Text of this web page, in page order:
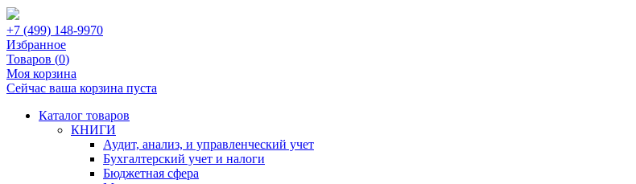
+7 (499) 148-9970
Избранное
Товаров (0)
Моя корзина
Сейчас ваша корзина пуста
Каталог товаров
КНИГИ
Аудит, анализ, и управленческий учет
Бухгалтерский учет и налоги
Бюджетная сфера